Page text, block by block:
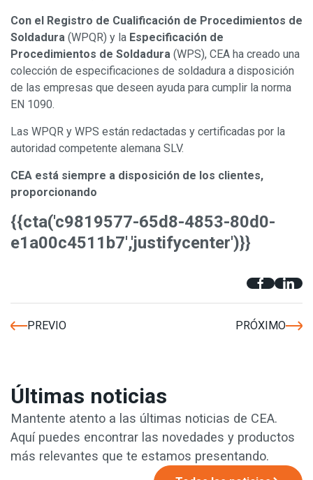
Con el Registro de Cualificación de Procedimientos de
Soldadura (WPQR) y la Especificación de
Procedimientos de Soldadura (WPS), CEA ha creado una
colección de especificaciones de soldadura a disposición
de las empresas que deseen ayuda para cumplir la norma
EN 1090.
Las WPQR y WPS están redactadas y certificadas por la
autoridad competente alemana SLV.
CEA está siempre a disposición de los clientes,
proporcionando
{{cta('c9819577-65d8-4853-80d0-
e1a00c4511b7','justifycenter')}}
PREVIO PRÓXIMO
Últimas noticias
Mantente atento a las últimas noticias de CEA.
Aquí puedes encontrar las novedades y productos
más relevantes que te estamos presentando.